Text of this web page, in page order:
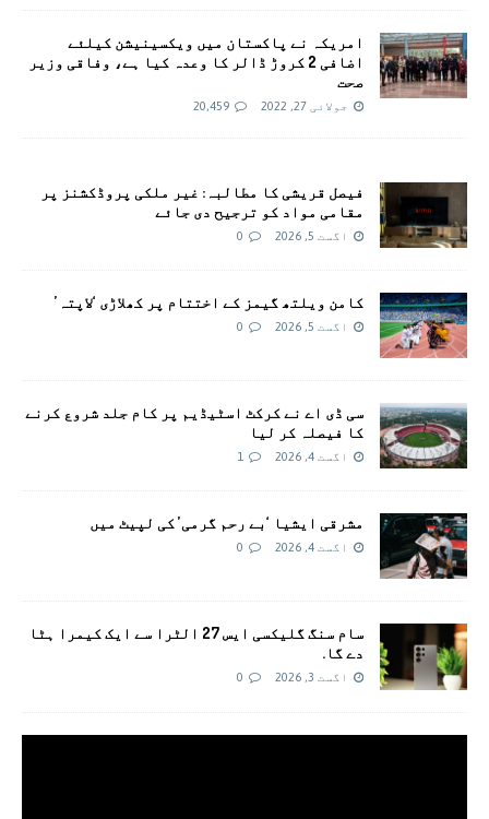
امريکہ نے پاکستان میں ویکسینیشن کیلئے
اضافی 2 کروڑ ڈالر کا وعدہ کیا ہے، وفاقی وزیر
صحت
جولائی 27, 2022 20,459
فیصل قریشی کا مطالبہ: غیر ملکی پروڈکشنز پر
مقامی مواد کو ترجیح دی جائے
اگست 5, 2026 0
کامن ویلتھ گیمز کے اختتام پر کھلاڑی ‘لاپتہ’
اگست 5, 2026 0
سی ڈی اے نے کرکٹ اسٹیڈیم پر کام جلد شروع کرنے
کا فیصلہ کر لیا
اگست 4, 2026 1
مشرقی ایشیا ‘بے رحم گرمی’ کی لپیٹ میں
اگست 4, 2026 0
سام سنگ گلیکسی ایس 27 الٹرا سے ایک کیمرا ہٹا
دے گا.
اگست 3, 2026 0